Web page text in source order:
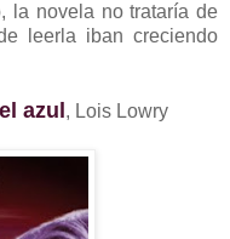
la novela no trataría de
leerla iban creciendo
azul , Lois Lowry